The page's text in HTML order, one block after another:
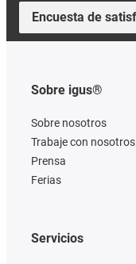
Encuesta de
Sobre igus®
Sobre nosotros
Trabaje con nosotros
Prensa
Ferias
Servicios